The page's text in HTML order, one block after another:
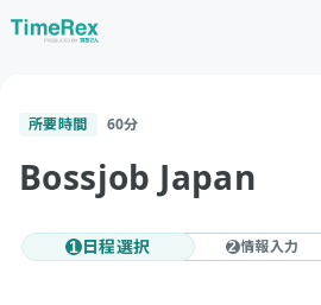
所要時間 60分
Bossjob Japan
1 日程選択 2情報入力